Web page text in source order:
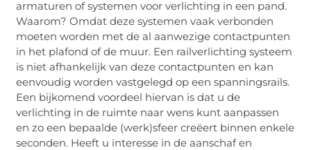
armaturen of systemen voor verlichting in een pand.
Waarom? Omdat deze systemen vaak verbonden
moeten worden met de al aanwezige contactpunten
in het plafond of de muur. Een railverlichting systeem
is niet afhankelijk van deze contactpunten en kan
eenvoudig worden vastgelegd op een spanningsrails.
Een bijkomend voordeel hiervan is dat u de
verlichting in de ruimte naar wens kunt aanpassen
en zo een bepaalde (werk)sfeer creëert binnen enkele
seconden. Heeft u interesse in de aanschaf en